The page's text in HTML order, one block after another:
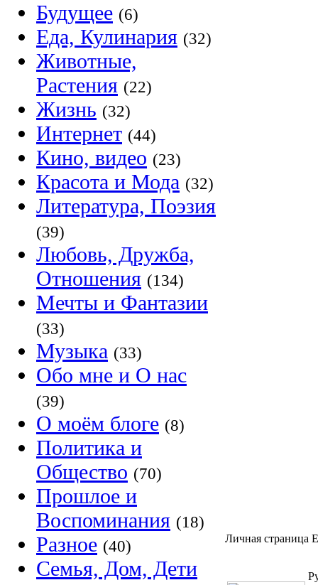
Будущее (6)
Еда, Кулинария (32)
Животные,
Растения (22)
Жизнь (32)
Интернет (44)
Кино, видео (23)
Красота и Мода (32)
Литература, Поэзия
(39)
Любовь, Дружба,
Отношения (134)
Мечты и Фантазии
(33)
Музыка (33)
Обо мне и О нас
(39)
О моём блоге (8)
Политика и
Общество (70)
Прошлое и
Воспоминания (18)
Разное (40)
Семья, Дом, Дети
Личная страница